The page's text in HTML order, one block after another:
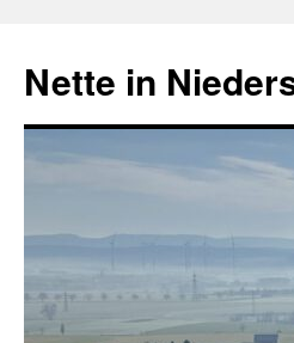
springen
Nette in